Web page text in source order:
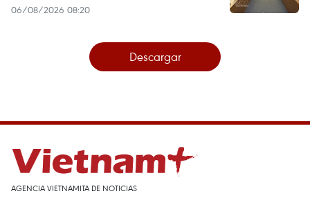
06/08/2026 08:20
Descargar
AGENCIA VIETNAMITA DE NOTICIAS